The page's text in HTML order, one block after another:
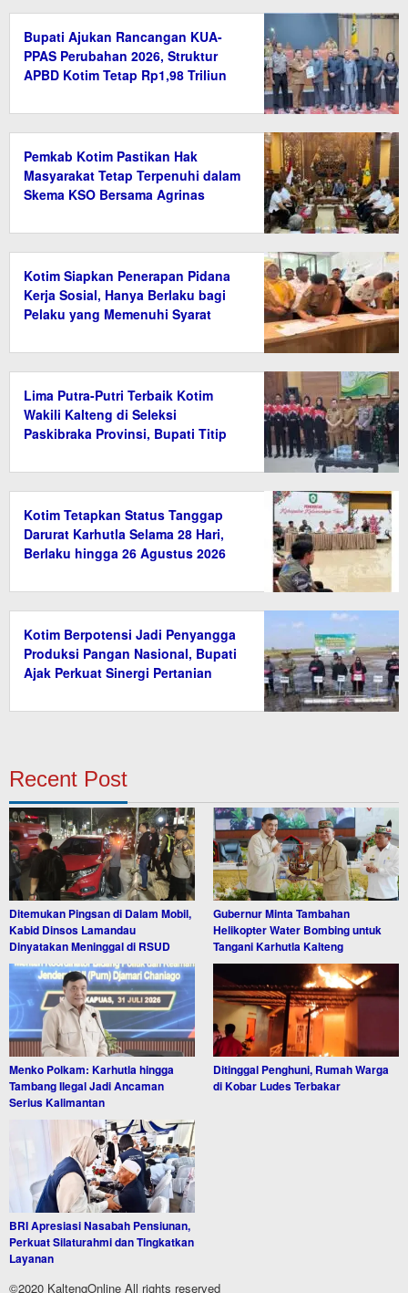
Bupati Ajukan Rancangan KUA-
PPAS Perubahan 2026, Struktur
APBD Kotim Tetap Rp1,98 Triliun
Pemkab Kotim Pastikan Hak
Masyarakat Tetap Terpenuhi dalam
Skema KSO Bersama Agrinas
Kotim Siapkan Penerapan Pidana
Kerja Sosial, Hanya Berlaku bagi
Pelaku yang Memenuhi Syarat
Lima Putra-Putri Terbaik Kotim
Wakili Kalteng di Seleksi
Paskibraka Provinsi, Bupati Titip
Kotim Tetapkan Status Tanggap
Darurat Karhutla Selama 28 Hari,
Berlaku hingga 26 Agustus 2026
Kotim Berpotensi Jadi Penyangga
Produksi Pangan Nasional, Bupati
Ajak Perkuat Sinergi Pertanian
Recent Post
Ditemukan Pingsan di Dalam Mobil,
Kabid Dinsos Lamandau
Dinyatakan Meninggal di RSUD
Gubernur Minta Tambahan
Helikopter Water Bombing untuk
Tangani Karhutla Kalteng
Menko Polkam: Karhutla hingga
Tambang Ilegal Jadi Ancaman
Serius Kalimantan
Ditinggal Penghuni, Rumah Warga
di Kobar Ludes Terbakar
BRI Apresiasi Nasabah Pensiunan,
Perkuat Silaturahmi dan Tingkatkan
Layanan
©2020 KaltengOnline All rights reserved